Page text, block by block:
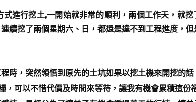
行挖土,一開始就非常的順利，兩個工作天，就挖
續挖了兩個星期六、日，都還是達不到工程進度，
，突然領悟到原先的土坑如果以挖土機來開挖的話
可以不惜代價及時間來等待，讓我有機會累積這份